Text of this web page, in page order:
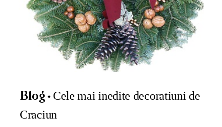
Blog
Cele mai inedite decoratiuni de
Craciun